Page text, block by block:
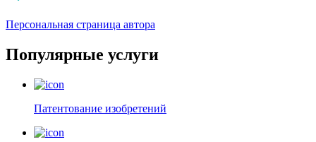
Персональная страница автора
Популярные услуги
Патентование изобретений